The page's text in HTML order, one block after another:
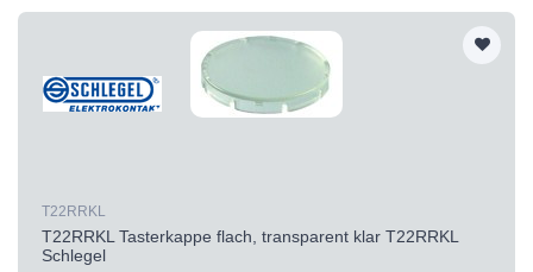
T22RRKL
T22RRKL Tasterkappe flach, transparent klar T22RRKL
Schlegel